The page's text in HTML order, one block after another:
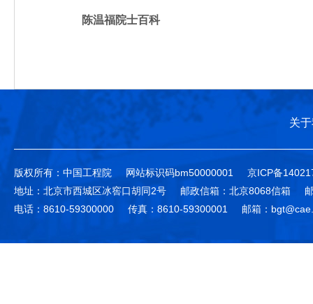
陈温福院士百科
关
版权所有：中国工程院 网站标识码bm50000001
京ICP备
地址：北京市西城区冰窖口胡同2号
邮政信箱：北京8068信箱
电话：8610-59300000
传真：8610-59300001 邮箱：